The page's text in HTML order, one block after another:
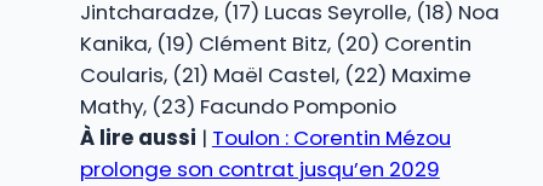
Jintcharadze, (17) Lucas Seyrolle, (18) Noa
Kanika, (19) Clément Bitz, (20) Corentin
Coularis, (21) Maël Castel, (22) Maxime
Mathy, (23) Facundo Pomponio
À lire aussi | Toulon : Corentin Mézou
prolonge son contrat jusqu’en 2029